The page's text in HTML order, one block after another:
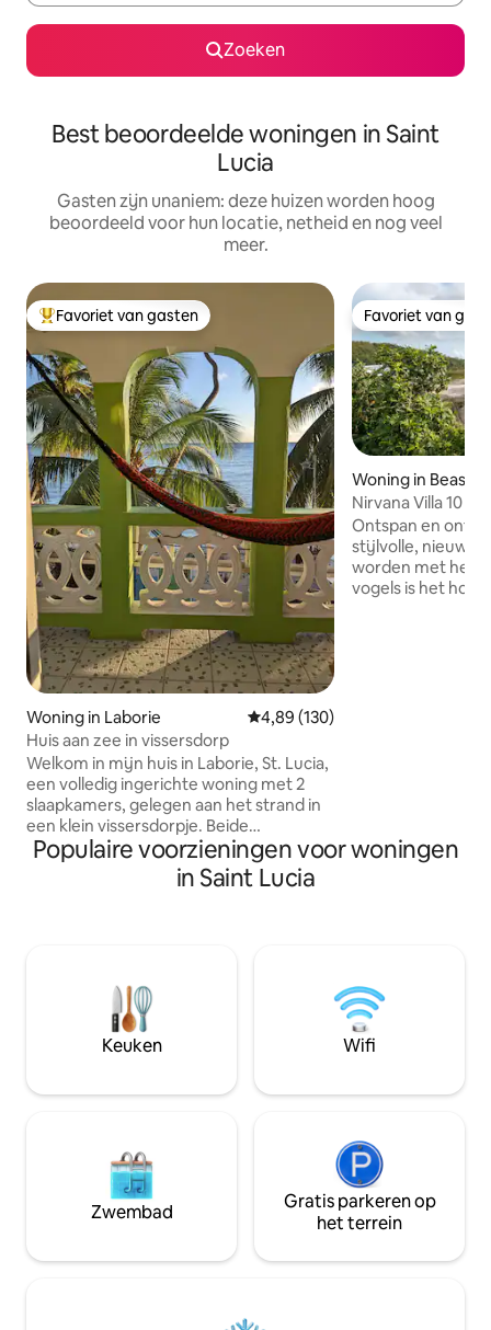
Zoeken
Best beoordeelde woningen in Saint
Lucia
Gasten zijn unaniem: deze huizen worden hoog
beoordeeld voor hun locatie, netheid en nog veel
meer.
Topfavoriet van gasten
Favoriet van gasten
Woning in Laborie Gemiddelde beoordeling van
4,89 (130)
Huis aan zee in vissersdorp
Welkom in mijn huis in Laborie, St. Lucia,
een volledig ingerichte woning met 2
slaapkamers, gelegen aan het strand in
een klein vissersdorpje. Beide
slaapkamers zijn voorzien van
airconditioning. Keuken is van alle
benodigdheden voorzien, waaronder
zonsondergangen en peddels met de
kajak. Je bent op korte loopafstand van
een vriendelijk dorp, waar je alle
benodigde spullen kunt kopen en kunt
Favoriet van
Favoriet van
Woning in
Nirvana Villa 10
suikerstrand en
Ontspan en
stijlvolle, nieuw
worden met het
vogels is het
Populaire voorzieningen voor woningen
in Saint Lucia
Keuken Wifi
Zwembad
Gratis parkeren op
het terrein